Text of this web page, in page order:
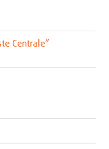
Centrale“